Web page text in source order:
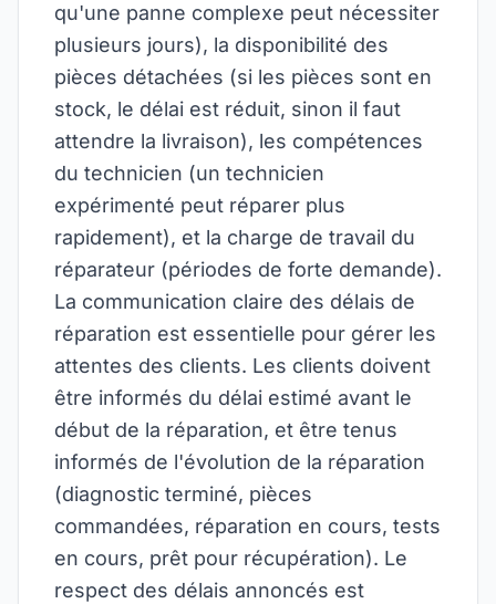
qu'une panne complexe peut nécessiter
plusieurs jours), la disponibilité des
pièces détachées (si les pièces sont en
stock, le délai est réduit, sinon il faut
attendre la livraison), les compétences
du technicien (un technicien
expérimenté peut réparer plus
rapidement), et la charge de travail du
réparateur (périodes de forte demande).
La communication claire des délais de
réparation est essentielle pour gérer les
attentes des clients. Les clients doivent
être informés du délai estimé avant le
début de la réparation, et être tenus
informés de l'évolution de la réparation
(diagnostic terminé, pièces
commandées, réparation en cours, tests
en cours, prêt pour récupération). Le
respect des délais annoncés est